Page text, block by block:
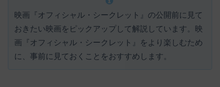
映画『オフィシャル・シークレット』の公開前に見て
おきたい映画をピックアップして解説しています。映
画『オフィシャル・シークレット』をより楽しむため
に、事前に見ておくことをおすすめします。